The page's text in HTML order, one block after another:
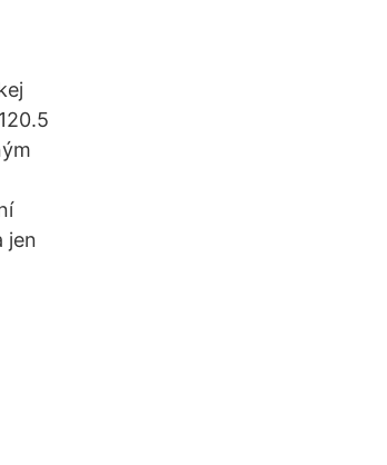
jen